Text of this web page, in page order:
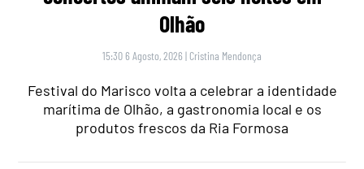
Olhão
15:30 6 Agosto, 2026 | Cristina Mendonça
Festival do Marisco volta a celebrar a identidade
marítima de Olhão, a gastronomia local e os
produtos frescos da Ria Formosa